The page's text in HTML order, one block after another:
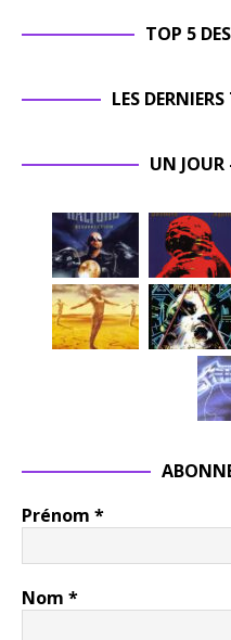
TOP 5
LES
UN JOUR
Prénom *
Nom *